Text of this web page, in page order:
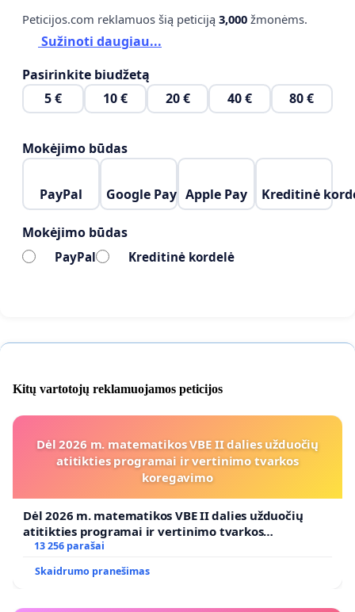
Peticijos.com reklamuos šią peticiją 3,000 žmonėms.
Sužinoti daugiau...
Pasirinkite biudžetą
5 €
10 € 20 € 40 € 80 €
Mokėjimo būdas
PayPal Google Pay Apple Pay Kreditinė
Mokėjimo būdas
PayPal Kreditinė kordelė
Kitų vartotojų reklamuojamos peticijos
Dėl 2026 m. matematikos VBE II dalies užduočių
atitikties programai ir vertinimo tvarkos
koregavimo
Dėl 2026 m. matematikos VBE II dalies užduočių
atitikties programai ir vertinimo tvarkos
koregavimo
13 256 parašai
Skaidrumo pranešimas